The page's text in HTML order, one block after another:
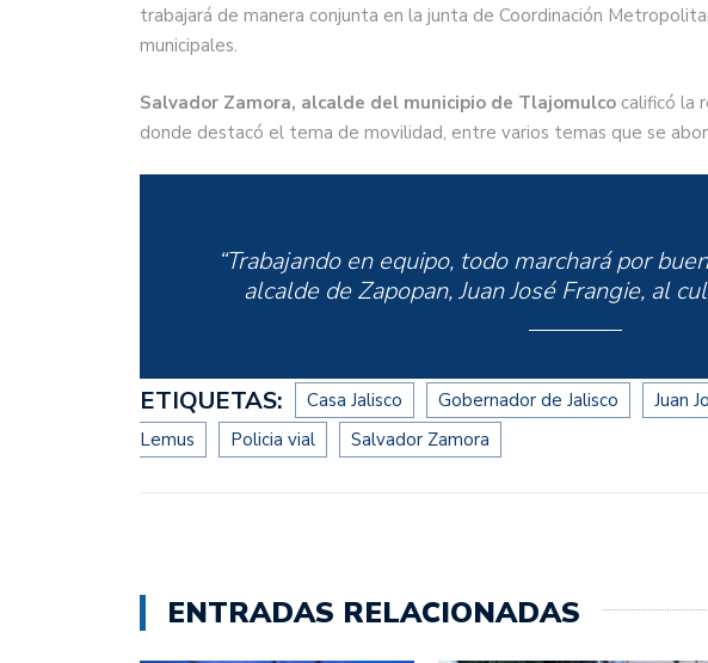
trabajará de manera conjunta en la junta de Coordinación
municipales.
Salvador Zamora, alcalde del municipio de Tlajomulco calificó la
donde destacó el tema de movilidad, entre varios temas que se
“Trabajando en equipo, todo marchará por
alcalde de Zapopan, Juan José Frangie, al
ETIQUETAS: Casa Jalisco Gobernador de Jalisco Juan
Lemus
Policia vial Salvador Zamora
ENTRADAS RELACIONADAS